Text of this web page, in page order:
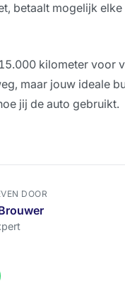
betaalt mogelijk
kilometer voor
maar jouw ideale
jij de auto gebruikt.
DOOR